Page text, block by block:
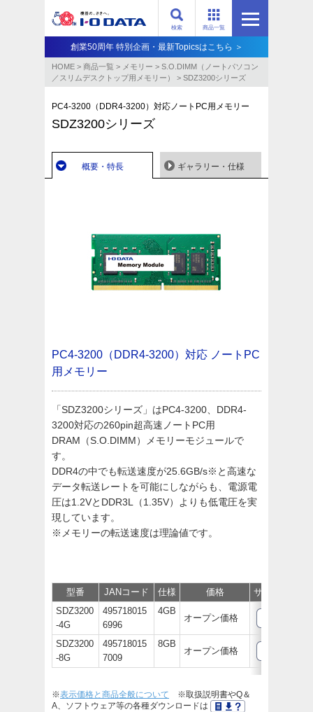
商品一覧
検索
創業50周年 特別企画・最新Topicsはこちら ＞
HOME > 商品一覧 > メモリー > S.O.DIMM（ノートパソコン
／スリムデスクトップ用メモリー）
> SDZ3200シリーズ
PC4-3200（DDR4-3200）対応ノートPC用メモリー
SDZ3200シリーズ
概要・特長 ギャラリー・仕様
PC4-3200（DDR4-3200）対応 ノートPC
用メモリー
「SDZ3200シリーズ」はPC4-3200、DDR4-
3200対応の260pin超高速ノートPC用
DRAM（S.O.DIMM）メモリーモジュールで
す。
DDR4の中でも転送速度が25.6GB/s※と高速な
データ転送レートを可能にしながらも、電源電
圧は1.2VとDDR3L（1.35V）よりも低電圧を実
現しています。
※メモリーの転送速度は理論値です。
型番 JANコード 仕様 価格
サポート/取説
SDZ3200
-4G
495718015
6996
4GB
オープン価格
SDZ3200
-8G
495718015
7009
8GB
オープン価格
※表示価格と商品全般について ※取扱説明書やQ＆
A、ソフトウェア等の各種ダウンロードは